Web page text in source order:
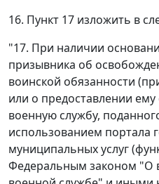
16. Пункт 17 изложить в
"17. При наличии
призывника об
воинской обязанности
или о предоставлении
военную службу,
использованием портала
муниципальных услуг
Федеральным законом "О